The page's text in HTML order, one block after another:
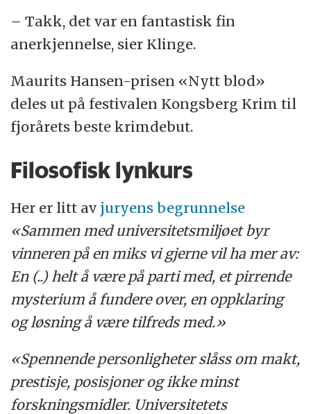
– Takk, det var en fantastisk fin
anerkjennelse, sier Klinge.
Maurits Hansen-prisen «Nytt blod»
deles ut på festivalen Kongsberg Krim til
fjorårets beste krimdebut.
Filosofisk lynkurs
Her er litt av juryens begrunnelse
«Sammen med universitetsmiljøet byr
vinneren på en miks vi gjerne vil ha mer av:
En (..) helt å være på parti med, et pirrende
mysterium å fundere over, en oppklaring
og løsning å være tilfreds med.»
«Spennende personligheter slåss om makt,
prestisje, posisjoner og ikke minst
forskningsmidler. Universitetets